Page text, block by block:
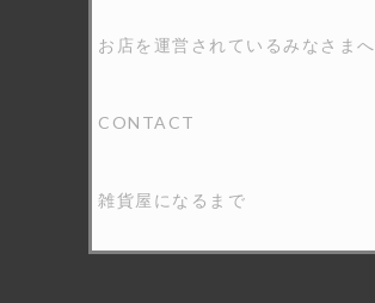
お店を運営されているみなさまへ
CONTACT
雑貨屋になるまで